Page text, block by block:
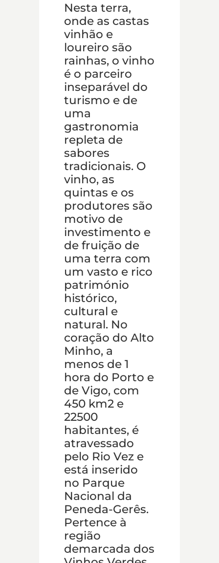
Nesta terra,
onde as castas
vinhão e
loureiro são
rainhas, o vinho
é o parceiro
inseparável do
turismo e de
uma
gastronomia
repleta de
sabores
tradicionais. O
vinho, as
quintas e os
produtores são
motivo de
investimento e
de fruição de
uma terra com
um vasto e rico
património
histórico,
cultural e
natural. No
coração do Alto
Minho, a
menos de 1
hora do Porto e
de Vigo, com
450 km2 e
22500
habitantes, é
atravessado
pelo Rio Vez e
está inserido
no Parque
Nacional da
Peneda-Gerês.
Pertence à
região
demarcada dos